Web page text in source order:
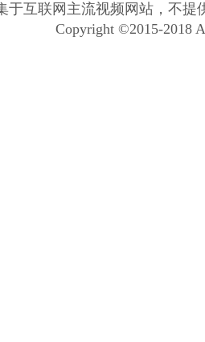
于互联网主流视频网站，不
Copyright ©2015-2018